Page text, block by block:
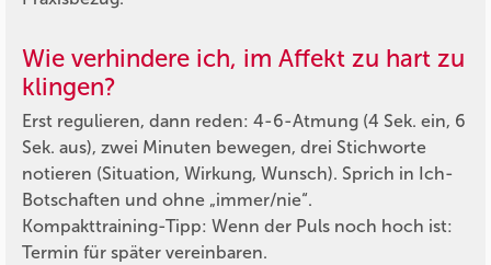
Wie verhindere ich, im Affekt zu hart zu
klingen?
Erst regulieren, dann reden: 4-6-Atmung (4 Sek. ein, 6
Sek. aus), zwei Minuten bewegen, drei Stichworte
notieren (Situation, Wirkung, Wunsch). Sprich in Ich-
Botschaften und ohne „immer/nie“.
Kompakttraining-Tipp: Wenn der Puls noch hoch ist:
Termin für später vereinbaren.